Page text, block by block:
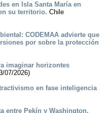
en Isla Santa María en
su territorio. Chile
CODEMAA advierte que
por sobre la protección
imaginar horizontes
07/2026)
en fase inteligencia
entre Pekín y Washington.